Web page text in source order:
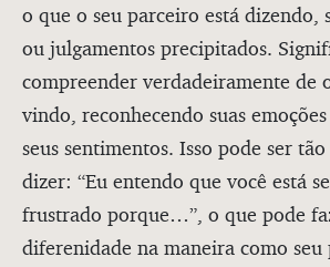
o que o seu parceiro está dizendo,
ou julgamentos precipitados.
compreender verdadeiramente de
vindo, reconhecendo suas
seus sentimentos. Isso pode ser
dizer: “Eu entendo que você está
frustrado porque…”, o que pode
diferenidade na maneira como seu